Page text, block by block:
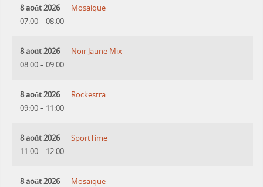
8 août 2026
07:00– 08:00
Mosaique
8 août 2026
08:00– 09:00
Noir Jaune Mix
8 août 2026
09:00– 11:00
Rockestra
8 août 2026
11:00– 12:00
SportTime
8 août 2026
Mosaique